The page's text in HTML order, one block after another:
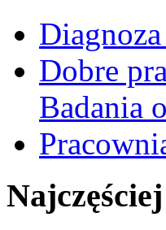
Dobre
Badania